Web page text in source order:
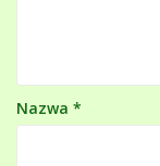
Nazwa *